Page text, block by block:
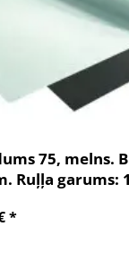
75, melns.
Ruļļa garums:
*